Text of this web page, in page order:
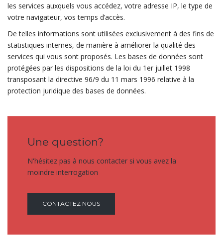
les services auxquels vous accédez, votre adresse IP, le type de
votre navigateur, vos temps d’accès.
De telles informations sont utilisées exclusivement à des fins de
statistiques internes, de manière à améliorer la qualité des
services qui vous sont proposés. Les bases de données sont
protégées par les dispositions de la loi du 1er juillet 1998
transposant la directive 96/9 du 11 mars 1996 relative à la
protection juridique des bases de données.
Une question?
N'hésitez pas à nous contacter si vous avez la
moindre interrogation
CONTACTEZ NOUS